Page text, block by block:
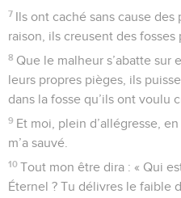
7 Ils ont caché sans cause des
raison, ils creusent des fosses
8 Que le malheur s’abatte sur
leurs propres pièges, ils
dans la fosse qu’ils ont voulu
9 Et moi, plein d’allégresse,
m’a sauvé.
10 Tout mon être dira : « Qui
Éternel ? Tu délivres le faible